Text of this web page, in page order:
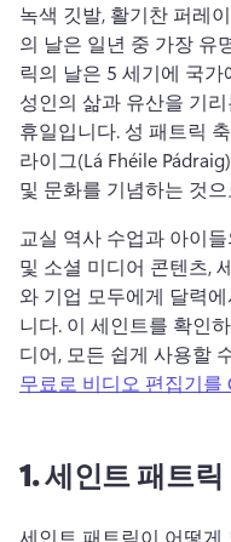
녹색 깃발, 활기찬 퍼레
의 날은 일년 중 가장 유
릭의 날은 5 세기에 국
성인의 삶과 유산을 기
휴일입니다. 성 패트릭
라이그(Lá Fhéile
및 문화를 기념하는 것
교실 역사 수업과 아이
및 소셜 미디어 콘텐츠,
와 기업 모두에게 달력
니다. 이 세인트를 확인
디어, 모든 쉽게 사용할
무료로 비디오 편집기를
1.세인트패트릭
세인트 패트릭이 어떻게